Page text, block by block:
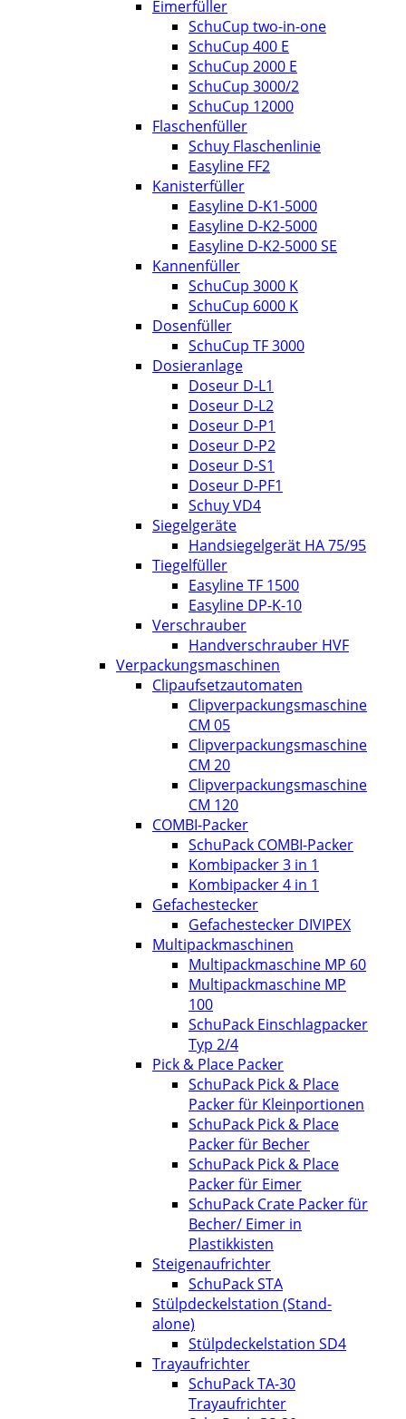
Eimerfüller
SchuCup two-in-one
SchuCup 400 E
SchuCup 2000 E
SchuCup 3000/2
SchuCup 12000
Flaschenfüller
Schuy Flaschenlinie
Easyline FF2
Kanisterfüller
Easyline D-K1-5000
Easyline D-K2-5000
Easyline D-K2-5000 SE
Kannenfüller
SchuCup 3000 K
SchuCup 6000 K
Dosenfüller
SchuCup TF 3000
Dosieranlage
Doseur D-L1
Doseur D-L2
Doseur D-P1
Doseur D-P2
Doseur D-S1
Doseur D-PF1
Schuy VD4
Siegelgeräte
Handsiegelgerät HA 75/95
Tiegelfüller
Easyline TF 1500
Easyline DP-K-10
Verschrauber
Handverschrauber HVF
Verpackungsmaschinen
Clipaufsetzautomaten
Clipverpackungsmaschine
CM 05
Clipverpackungsmaschine
CM 20
Clipverpackungsmaschine
CM 120
COMBI-Packer
SchuPack COMBI-Packer
Kombipacker 3 in 1
Kombipacker 4 in 1
Gefachestecker
Gefachestecker DIVIPEX
Multipackmaschinen
Multipackmaschine MP 60
Multipackmaschine MP
100
SchuPack Einschlagpacker
Typ 2/4
Pick & Place Packer
SchuPack Pick & Place
Packer für Kleinportionen
SchuPack Pick & Place
Packer für Becher
SchuPack Pick & Place
Packer für Eimer
SchuPack Crate Packer für
Becher/ Eimer in
Plastikkisten
Steigenaufrichter
SchuPack STA
Stülpdeckelstation (Stand-
alone)
Stülpdeckelstation SD4
Trayaufrichter
SchuPack TA-30
Trayaufrichter